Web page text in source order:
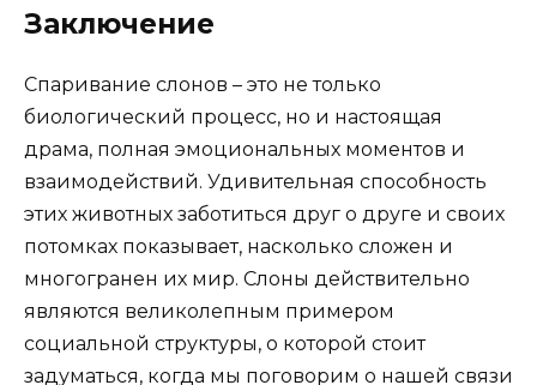
Заключение
Спаривание слонов – это не только
биологический процесс, но и настоящая
драма, полная эмоциональных моментов и
взаимодействий. Удивительная способность
этих животных заботиться друг о друге и своих
потомках показывает, насколько сложен и
многогранен их мир. Слоны действительно
являются великолепным примером
социальной структуры, о которой стоит
задуматься, когда мы поговорим о нашей связи